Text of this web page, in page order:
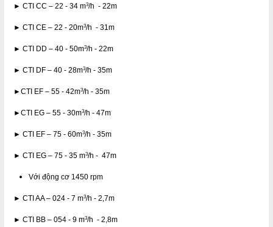
► CTI CC – 22 - 34 m3/h - 22m
► CTI CE – 22 - 20m3/h - 31m
► CTI DD – 40 - 50m3/h - 22m
► CTI DF – 40 - 28m3/h - 35m
►CTI EF – 55 - 42m3/h - 35m
►CTI EG – 55 - 30m3/h - 47m
► CTI EF – 75 - 60m3/h - 35m
► CTI EG – 75 - 35 m3/h - 47m
Với động cơ 1450 rpm
► CTI AA – 024 - 7 m3/h - 2,7m
► CTI BB – 054 - 9 m3/h - 2,8m